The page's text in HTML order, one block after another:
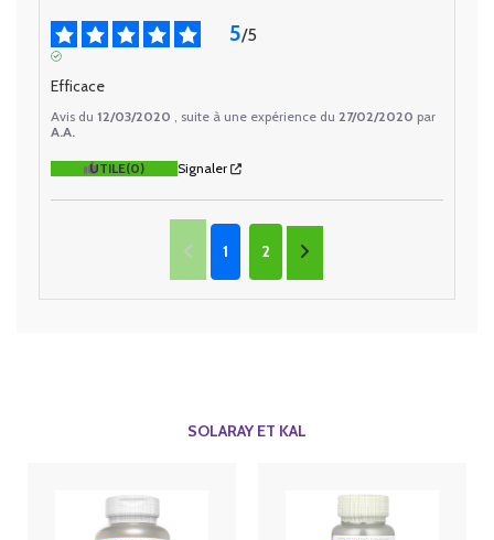
5/5
Efficace
Avis du 12/03/2020 , suite à une expérience du 27/02/2020 par
A.A.
UTILE(0) Signaler
1 2
SOLARAY ET KAL